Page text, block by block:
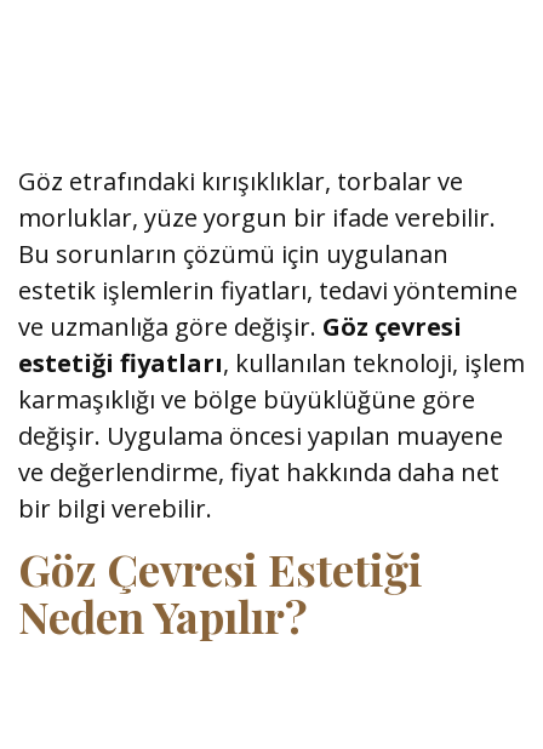
Göz etrafındaki kırışıklıklar, torbalar ve
morluklar, yüze yorgun bir ifade verebilir.
Bu sorunların çözümü için uygulanan
estetik işlemlerin fiyatları, tedavi yöntemine
ve uzmanlığa göre değişir. Göz çevresi
estetiği fiyatları, kullanılan teknoloji, işlem
karmaşıklığı ve bölge büyüklüğüne göre
değişir. Uygulama öncesi yapılan muayene
ve değerlendirme, fiyat hakkında daha net
bir bilgi verebilir.
Göz Çevresi Estetiği
Neden Yapılır?